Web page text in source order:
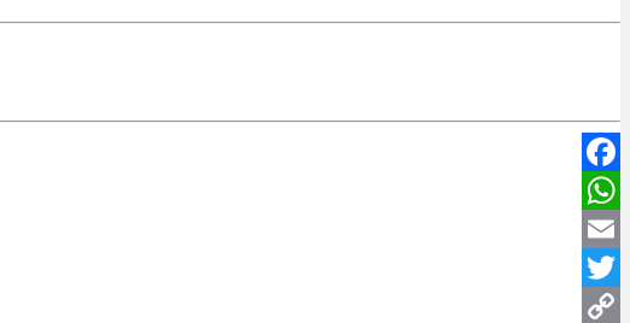
Facebook
WhatsApp
Email
Twitter